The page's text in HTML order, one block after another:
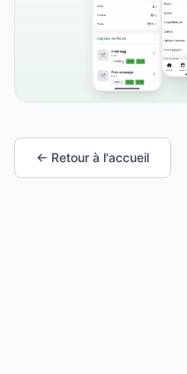
← Retour à l'accueil